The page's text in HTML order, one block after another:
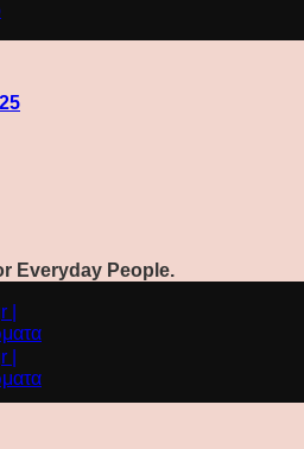
Everyday People.